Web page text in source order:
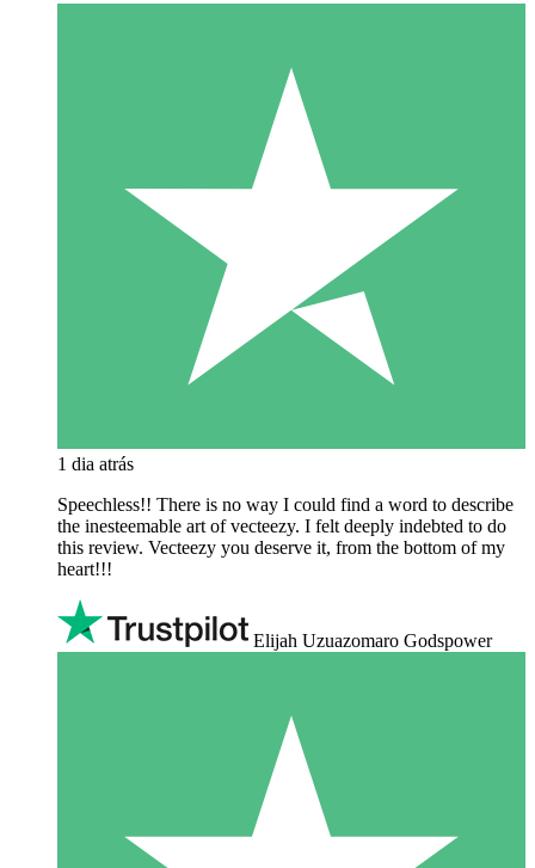
1 dia atrás
Speechless!! There is no way I could find a word to describe
the inesteemable art of vecteezy. I felt deeply indebted to do
this review. Vecteezy you deserve it, from the bottom of my
heart!!!
Elijah Uzuazomaro Godspower